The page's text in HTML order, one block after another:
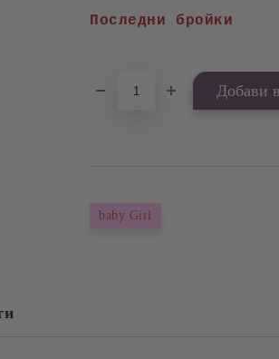
Последни бройки
baby Girl